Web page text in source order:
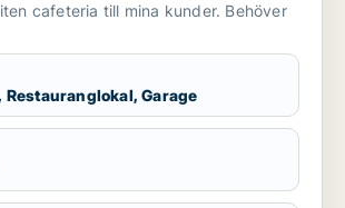
cafeteria till mina kunder. Behöver
Restauranglokal, Garage